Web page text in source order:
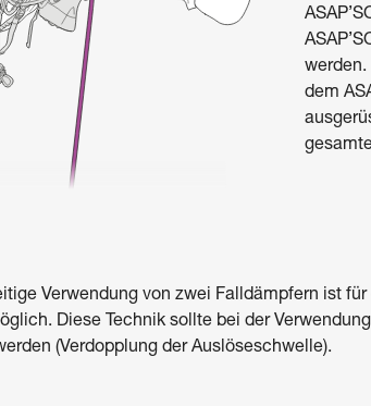
dem
Verwendung von zwei Falldämpfern ist
Diese Technik sollte bei der
(Verdopplung der Auslöseschwelle).